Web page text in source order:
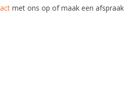
met ons op of maak een afspraak